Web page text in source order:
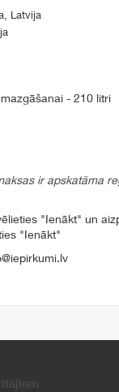
Latvija
- 210 litri
ir apskatāma
"Ienākt" un
"Ienākt"